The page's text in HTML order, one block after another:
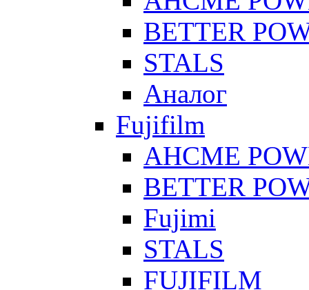
BETTER
STALS
Аналог
Fujifilm
AHCME
BETTER
Fujimi
STALS
FUJIFILM